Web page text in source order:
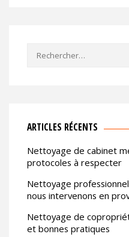
Rechercher :
ARTICLES RÉCENTS
Nettoyage de cabinet
protocoles à respecter
Nettoyage
nous intervenons en
Nettoyage de
et bonnes pratiques